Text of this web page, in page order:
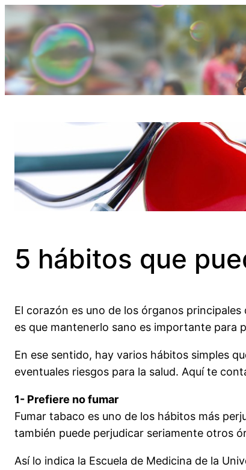
Saltar
al
contenido
5 hábitos que
El corazón es uno de los órganos
es que mantenerlo sano es importante para
En ese sentido, hay varios hábitos simples
eventuales riesgos para la salud. Aquí te
1- Prefiere no fumar
Fumar tabaco es uno de los hábitos más
también puede perjudicar seriamente otros
Así lo indica la Escuela de Medicina de la